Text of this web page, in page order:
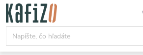
Prejsť
obsah